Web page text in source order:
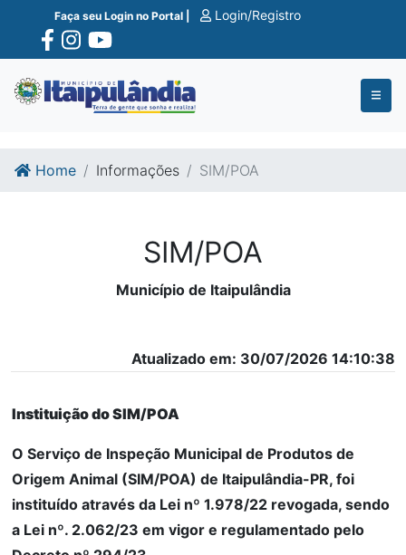
Ir para o conte�do
Ir para o fim do conte�do
Faça seu Login no Portal | Login/Registro
Home Informações SIM/POA
SIM/POA
Município de Itaipulândia
Atualizado em: 30/07/2026 14:10:38
Instituição do SIM/POA
O Serviço de Inspeção Municipal de Produtos de
Origem Animal (SIM/POA) de Itaipulândia-PR, foi
instituído através da Lei nº 1.978/22 revogada, sendo
a Lei nº. 2.062/23 em vigor e regulamentado pelo